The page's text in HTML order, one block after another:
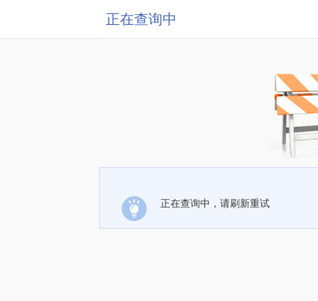
正在查询中
正在查询中，请刷新重试